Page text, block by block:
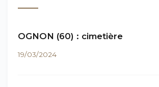
OGNON (60) : cimetière
19/03/2024